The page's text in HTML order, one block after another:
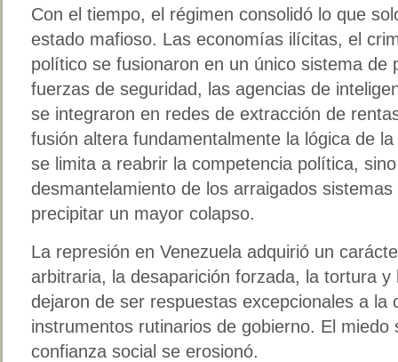
Con el tiempo, el régimen consolidó lo que
estado mafioso. Las economías ilícitas, el
político se fusionaron en un único sistema de
fuerzas de seguridad, las agencias de
se integraron en redes de extracción de
fusión altera fundamentalmente la lógica de
se limita a reabrir la competencia política,
desmantelamiento de los arraigados
precipitar un mayor colapso.
La represión en Venezuela adquirió un
arbitraria, la desaparición forzada, la tortura y
dejaron de ser respuestas excepcionales a la
instrumentos rutinarios de gobierno. El miedo
confianza social se erosionó.